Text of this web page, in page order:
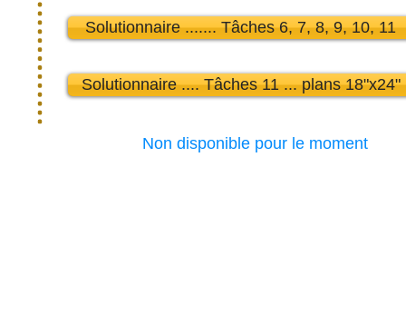
Solutionnaire ....... Tâches 6, 7, 8, 9, 10, 11
Solutionnaire .... Tâches 11 ... plans 18"x24"
Non disponible pour le moment